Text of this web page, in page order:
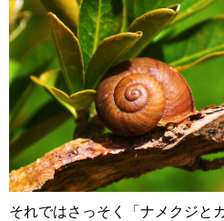
それではさっそく「ナメクジと